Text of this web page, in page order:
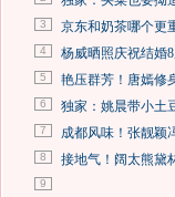
3 京东和奶茶哪个更
4 杨威晒照庆祝结婚
5 艳压群芳！唐嫣修
6 独家：姚晨带小土
7 成都风味！张靓颖
8 接地气！阔太熊黛
9